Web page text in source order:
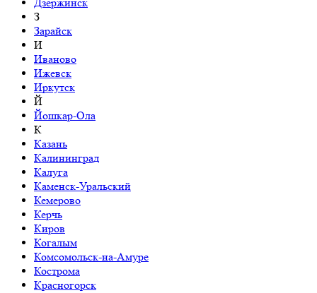
Дзержинск
З
Зарайск
И
Иваново
Ижевск
Иркутск
Й
Йошкар-Ола
К
Казань
Калининград
Калуга
Каменск-Уральский
Кемерово
Керчь
Киров
Когалым
Комсомольск-на-Амуре
Кострома
Красногорск